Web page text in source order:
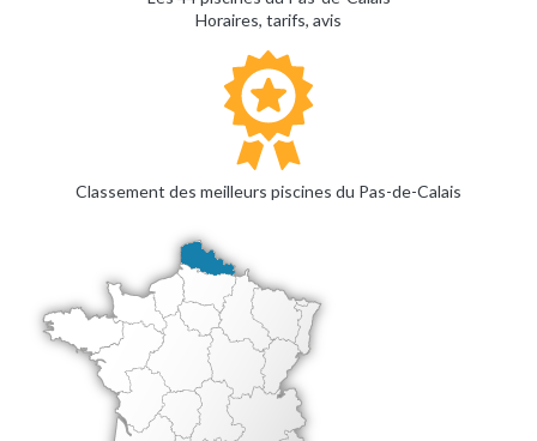
Horaires, tarifs, avis
Classement des meilleurs piscines du Pas-de-Calais